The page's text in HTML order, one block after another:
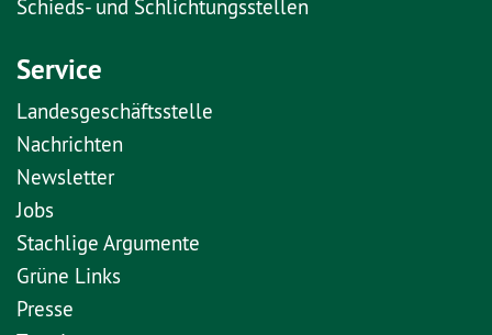
Schieds- und Schlichtungsstellen
Service
Landesgeschäftsstelle
Nachrichten
Newsletter
Jobs
Stachlige Argumente
Grüne Links
Presse